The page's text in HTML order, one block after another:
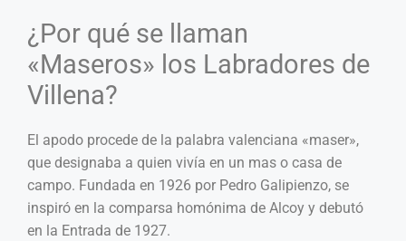
¿Por qué se llaman
«Maseros» los Labradores de
Villena?
El apodo procede de la palabra valenciana «maser»,
que designaba a quien vivía en un mas o casa de
campo. Fundada en 1926 por Pedro Galipienzo, se
inspiró en la comparsa homónima de Alcoy y debutó
en la Entrada de 1927.